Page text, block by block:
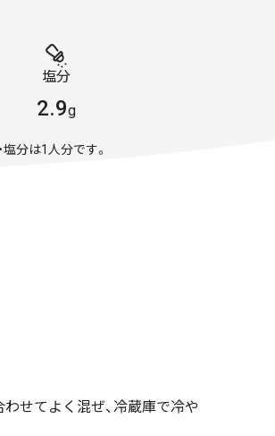
塩分
2.9g
分は1人分です。
せてよく混ぜ、冷蔵庫で冷や